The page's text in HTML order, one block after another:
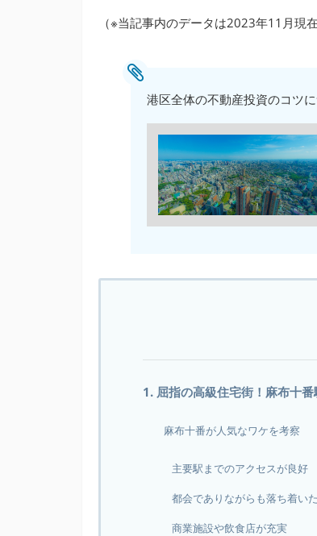
（※当記事内のデータは2023年11月現
港区全体の不動産投資のコツ
1. 屈指の高級住宅街！麻布十
麻布十番が人気なワケを考察
主要駅までのアクセスが良好
都会でありながらも落ち着い
商業施設や飲食店が充実